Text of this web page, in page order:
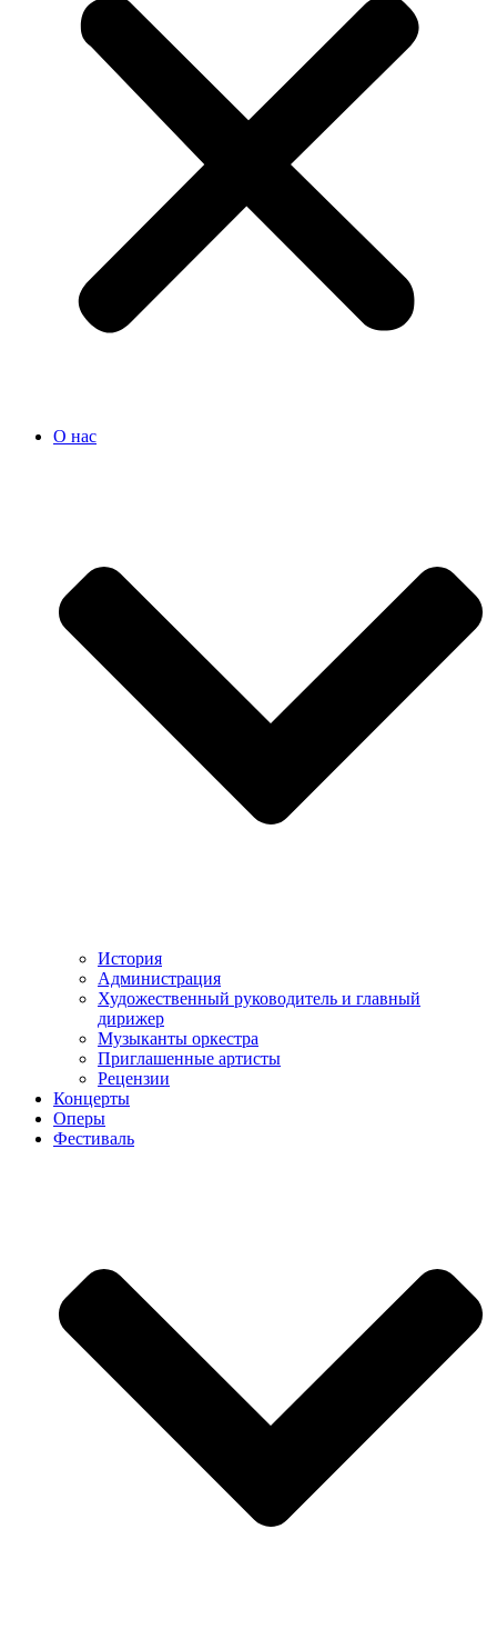
О нас
История
Администрация
Художественный руководитель и главный
дирижер
Музыканты оркестра
Приглашенные артисты
Рецензии
Концерты
Оперы
Фестиваль